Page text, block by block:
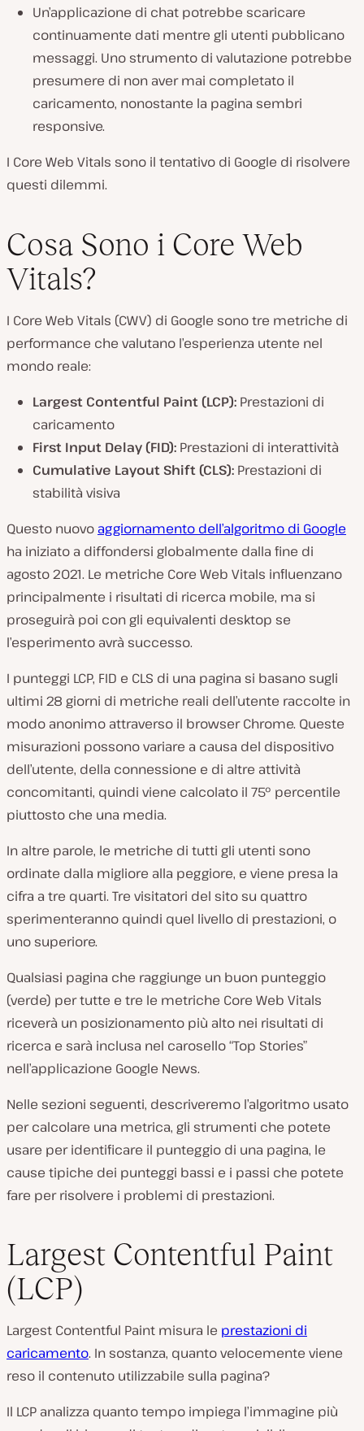
Un’applicazione di chat potrebbe scaricare
continuamente dati mentre gli utenti pubblicano
messaggi. Uno strumento di valutazione potrebbe
presumere di non aver mai completato il
caricamento, nonostante la pagina sembri
responsive.
I Core Web Vitals sono il tentativo di Google di risolvere
questi dilemmi.
Cosa Sono i Core Web
Vitals?
I Core Web Vitals (CWV) di Google sono tre metriche di
performance che valutano l’esperienza utente nel
mondo reale:
Largest Contentful Paint (LCP): Prestazioni di
caricamento
First Input Delay (FID): Prestazioni di interattività
Cumulative Layout Shift (CLS): Prestazioni di
stabilità visiva
Questo nuovo aggiornamento dell’algoritmo di Google
ha iniziato a diffondersi globalmente dalla fine di
agosto 2021. Le metriche Core Web Vitals influenzano
principalmente i risultati di ricerca mobile, ma si
proseguirà poi con gli equivalenti desktop se
l’esperimento avrà successo.
I punteggi LCP, FID e CLS di una pagina si basano sugli
ultimi 28 giorni di metriche reali dell’utente raccolte in
modo anonimo attraverso il browser Chrome. Queste
misurazioni possono variare a causa del dispositivo
dell’utente, della connessione e di altre attività
concomitanti, quindi viene calcolato il 75° percentile
piuttosto che una media.
In altre parole, le metriche di tutti gli utenti sono
ordinate dalla migliore alla peggiore, e viene presa la
cifra a tre quarti. Tre visitatori del sito su quattro
sperimenteranno quindi quel livello di prestazioni, o
uno superiore.
Qualsiasi pagina che raggiunge un buon punteggio
(verde) per tutte e tre le metriche Core Web Vitals
riceverà un posizionamento più alto nei risultati di
ricerca e sarà inclusa nel carosello “Top Stories”
nell’applicazione Google News.
Nelle sezioni seguenti, descriveremo l’algoritmo usato
per calcolare una metrica, gli strumenti che potete
usare per identificare il punteggio di una pagina, le
cause tipiche dei punteggi bassi e i passi che potete
fare per risolvere i problemi di prestazioni.
Largest Contentful Paint
(LCP)
Largest Contentful Paint misura le prestazioni di
caricamento. In sostanza, quanto velocemente viene
reso il contenuto utilizzabile sulla pagina?
Il LCP analizza quanto tempo impiega l’immagine più